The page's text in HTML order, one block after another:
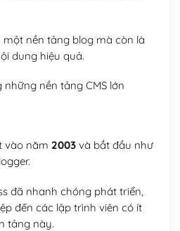
một nền tảng blog mà còn là
dung hiệu quả.
nền tảng CMS lớn
vào năm 2003và bắt đầu như
đã nhanh chóng phát triển,
đến các lập trình viên có ít
tảng này.